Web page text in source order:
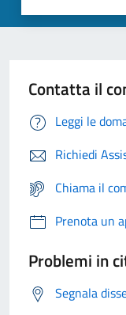
Contatta il
Leggi le
Richiedi
Chiama il
Prenota un
Problemi in
Segnala